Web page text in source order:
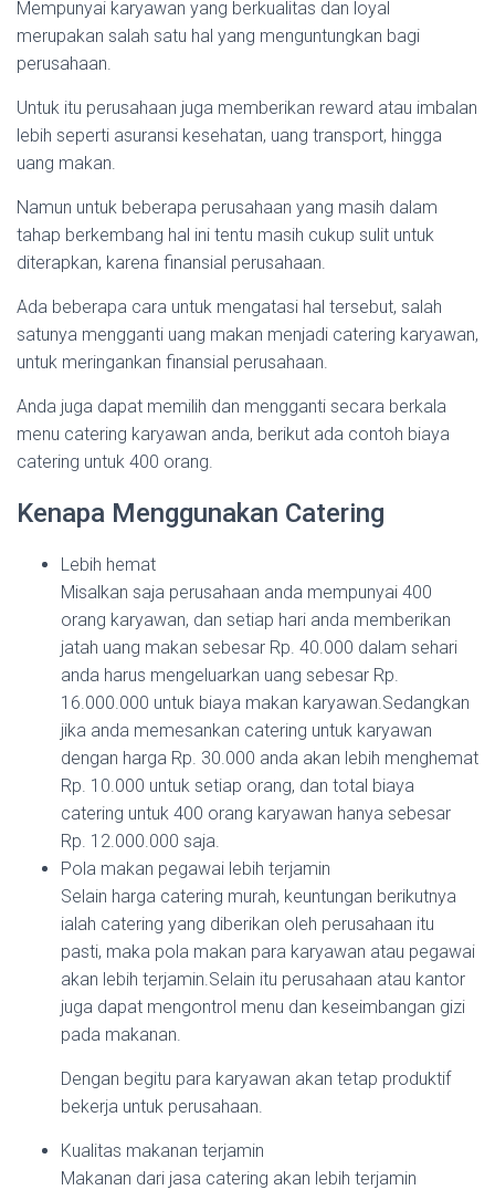
Mempunyai karyawan yang berkualitas dan loyal
merupakan salah satu hal yang menguntungkan bagi
perusahaan.
Untuk itu perusahaan juga memberikan reward atau imbalan
lebih seperti asuransi kesehatan, uang transport, hingga
uang makan.
Namun untuk beberapa perusahaan yang masih dalam
tahap berkembang hal ini tentu masih cukup sulit untuk
diterapkan, karena finansial perusahaan.
Ada beberapa cara untuk mengatasi hal tersebut, salah
satunya mengganti uang makan menjadi catering karyawan,
untuk meringankan finansial perusahaan.
Anda juga dapat memilih dan mengganti secara berkala
menu catering karyawan anda, berikut ada contoh biaya
catering untuk 400 orang.
Kenapa Menggunakan Catering
Lebih hemat
Misalkan saja perusahaan anda mempunyai 400
orang karyawan, dan setiap hari anda memberikan
jatah uang makan sebesar Rp. 40.000 dalam sehari
anda harus mengeluarkan uang sebesar Rp.
16.000.000 untuk biaya makan karyawan.Sedangkan
jika anda memesankan catering untuk karyawan
dengan harga Rp. 30.000 anda akan lebih menghemat
Rp. 10.000 untuk setiap orang, dan total biaya
catering untuk 400 orang karyawan hanya sebesar
Rp. 12.000.000 saja.
Pola makan pegawai lebih terjamin
Selain harga catering murah, keuntungan berikutnya
ialah catering yang diberikan oleh perusahaan itu
pasti, maka pola makan para karyawan atau pegawai
akan lebih terjamin.Selain itu perusahaan atau kantor
juga dapat mengontrol menu dan keseimbangan gizi
pada makanan.
Dengan begitu para karyawan akan tetap produktif
bekerja untuk perusahaan.
Kualitas makanan terjamin
Makanan dari jasa catering akan lebih terjamin